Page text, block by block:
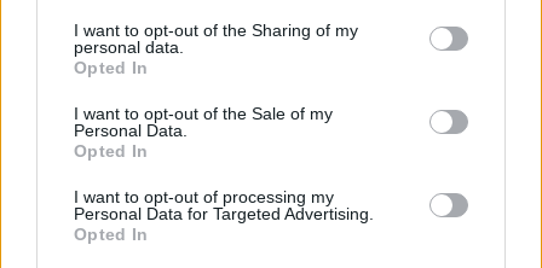
not limited to your visit or usage behaviour. You may click to
grant or deny consent to Google and its third-party tags to
use your data for below specified purposes in below Google
consent section.
I want to opt-out of the Sharing of my
personal data.
Opted In
I want to opt-out of the Sale of my
Personal Data.
Opted In
I want to opt-out of processing my
Personal Data for Targeted Advertising.
Opted In